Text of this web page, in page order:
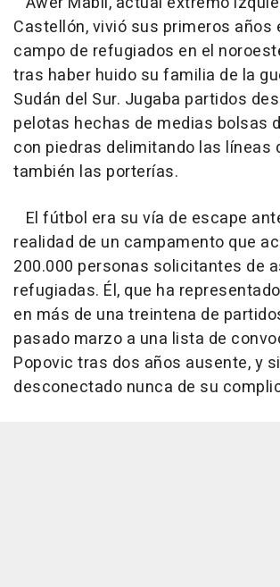
Castellón, vivió sus primeros años
campo de refugiados en el
tras haber huido su familia de la
Sudán del Sur. Jugaba partidos
pelotas hechas de medias bolsas
con piedras delimitando las líneas
también las porterías.
El fútbol era su vía de escape
realidad de un campamento que
200.000 personas solicitantes de
refugiadas. Él, que ha
en más de una treintena de
pasado marzo a una lista de
Popovic tras dos años ausente, y
desconectado nunca de su